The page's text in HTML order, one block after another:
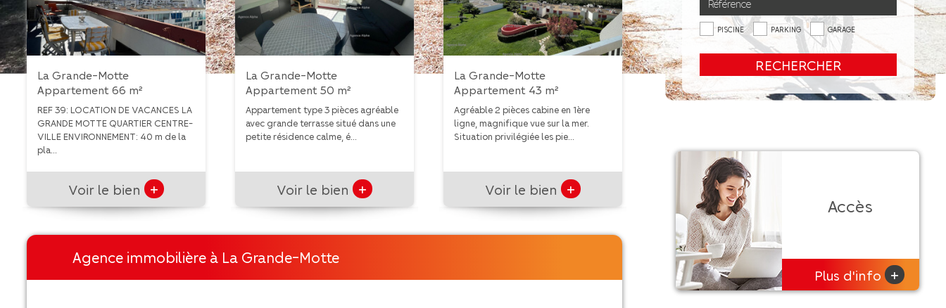
PISCINE PARKING GARAGE
RECHERCHER
La Grande-Motte
Appartement 66 m²
REF 39: LOCATION DE VACANCES LA
GRANDE MOTTE QUARTIER CENTRE-
VILLE ENVIRONNEMENT: 40 m de la
pla...
Voir le bien +
La Grande-Motte
Appartement 50 m²
Appartement type 3 pièces agréable
avec grande terrasse situé dans une
petite résidence calme, é...
Voir le bien +
La Grande-Motte
Appartement 43 m²
Agréable 2 pièces cabine en 1ère
ligne, magnifique vue sur la mer.
Situation privilégiée les pie...
Voir le bien +
Agence immobilière à La Grande-Motte
Accès
Plus d'info +